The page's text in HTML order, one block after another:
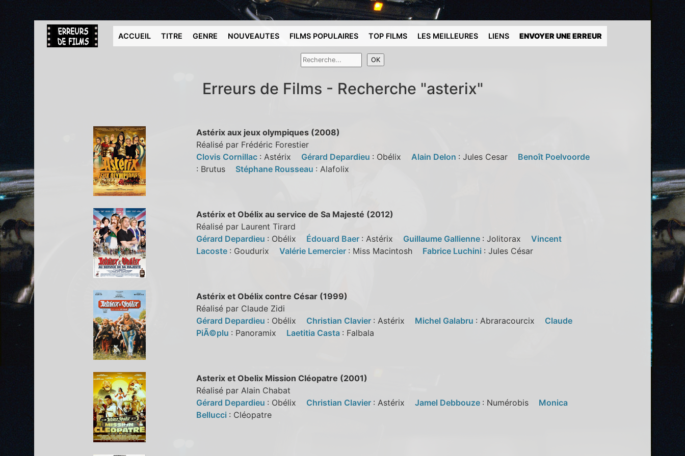
ACCUEIL TITRE GENRE NOUVEAUTES FILMS POPULAIRES TOP FILMS LES MEILLEURES LIENS ENVOYER UNE ERREUR
Erreurs de Films - Recherche "asterix"
Astérix aux jeux olympiques (2008)
Réalisé par Frédéric Forestier
Clovis Cornillac : Astérix Gérard Depardieu : Obélix Alain Delon : Jules Cesar Benoît Poelvoorde
: Brutus Stéphane Rousseau : Alafolix
Astérix et Obélix au service de Sa Majesté (2012)
Réalisé par Laurent Tirard
Gérard Depardieu : Obélix Édouard Baer : Astérix Guillaume Gallienne : Jolitorax Vincent
Lacoste : Goudurix Valérie Lemercier : Miss Macintosh Fabrice Luchini : Jules César
Astérix et Obélix contre César (1999)
Réalisé par Claude Zidi
Gérard Depardieu : Obélix Christian Clavier : Astérix Michel Galabru : Abraracourcix Claude
PiÃ©plu : Panoramix Laetitia Casta : Falbala
Asterix et Obelix Mission Cléopatre (2001)
Réalisé par Alain Chabat
Gérard Depardieu : Obélix Christian Clavier : Astérix Jamel Debbouze : Numérobis Monica
Bellucci : Cléopatre